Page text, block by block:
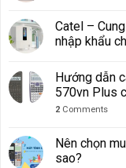
Catel –
nhập khẩu
Hướng dẫn
570vn Plus
2 Comments
Nên chọn
sao?